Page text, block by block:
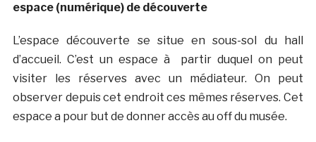
espace (numérique) de découverte
L’espace découverte se situe en sous-sol du hall
d’accueil. C’est un espace à partir duquel on peut
visiter les réserves avec un médiateur. On peut
observer depuis cet endroit ces mêmes réserves. Cet
espace a pour but de donner accès au off du musée.